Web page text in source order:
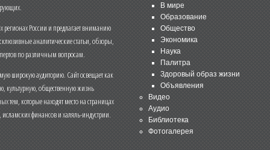
регионах России и предлагает вниманию
аналитические статьи, обзоры,
по различным вопросам.
широкую аудиторию. Сайт освещает как
культурную, общественную жизнь
тем, которые находят место на страницах
финансов и халяль-индустрии.
В мире
Образование
Общество
Экономика
Наука
Палитра
Здоровый образ жизни
Объявления
Видео
Аудио
Библиотека
Фотогалерея